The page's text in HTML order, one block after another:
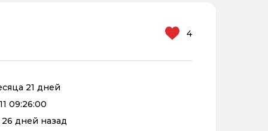
4
21 дней
09:26:00
дней назад